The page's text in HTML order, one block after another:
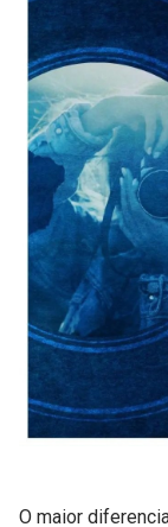
O maior